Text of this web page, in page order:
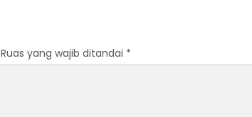
Ruas yang wajib ditandai *